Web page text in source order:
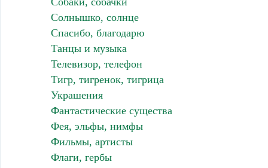
Солнышко, солнце
Спасибо, благодарю
Танцы и музыка
Телевизор, телефон
Тигр, тигренок, тигрица
Украшения
Фантастические существа
Фея, эльфы, нимфы
Фильмы, артисты
Флаги, гербы